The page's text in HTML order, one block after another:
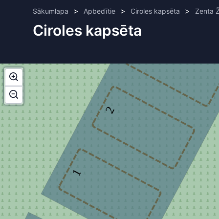
Sākumlapa > Apbedītie > Ciroles kapsēta > Zenta
Ciroles kapsēta
1
2